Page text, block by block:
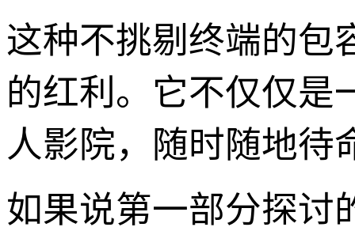
这种不挑剔终端的包
的红利。它不仅仅是
人影院，随时随地待
如果说第一部分探讨